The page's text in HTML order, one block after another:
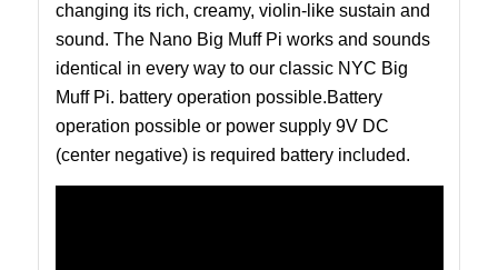
changing its rich, creamy, violin-like sustain and
sound. The Nano Big Muff Pi works and sounds
identical in every way to our classic NYC Big
Muff Pi. battery operation possible.Battery
operation possible or power supply 9V DC
(center negative) is required battery included.